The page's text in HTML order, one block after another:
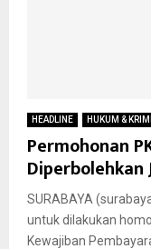
HEADLINE HUKUM &
Permohonan
Diperbolehkan
SURABAYA
untuk dilakukan
Kewajiban